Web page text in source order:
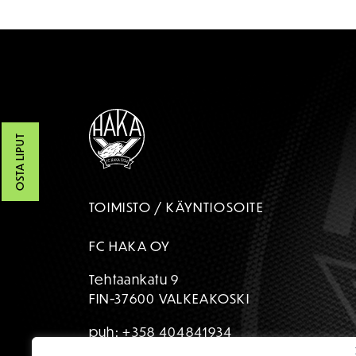
OSTA LIPUT
TOIMISTO / KÄYNTIOSOITE
FC HAKA OY
Tehtaankatu 9
FIN-37600 VALKEAKOSKI
puh:+358 404841934